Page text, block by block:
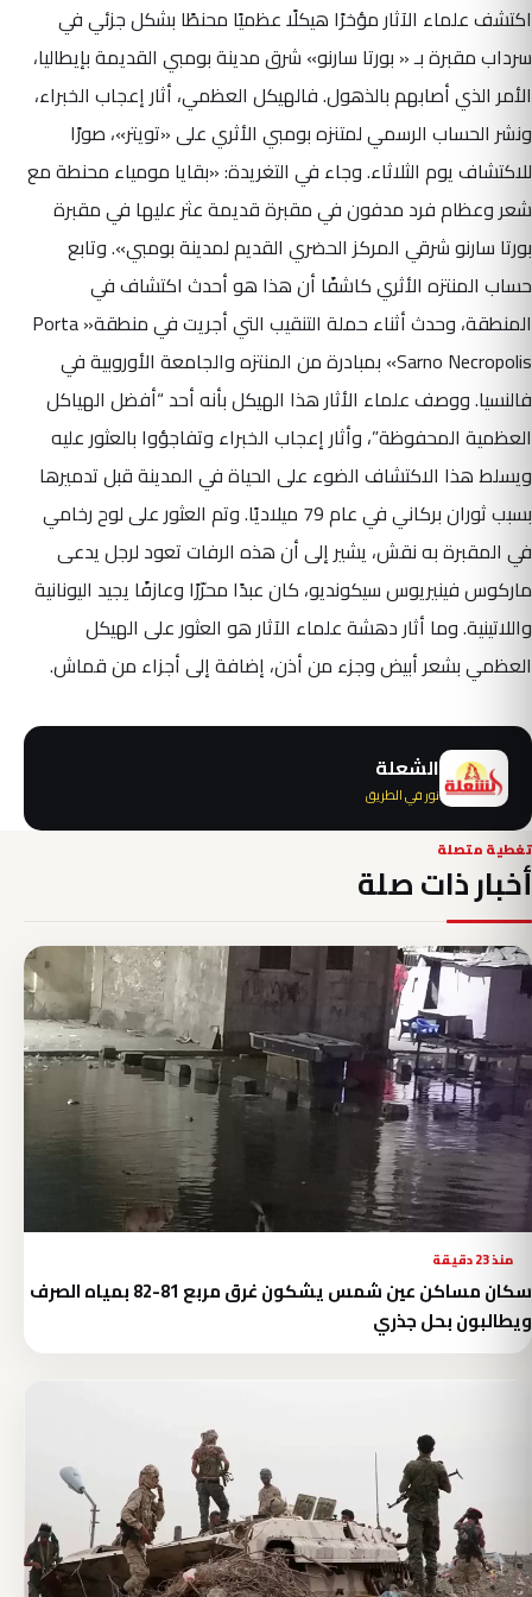
اكتشف علماء الآثار مؤخرًا هيكلًا عظميًا محنطًا بشكل جزئي في
سرداب مقبرة بـ « بورتا سارنو» شرق مدينة بومبي القديمة بإيطاليا،
الأمر الذي أصابهم بالذهول. فالهيكل العظمي، أثار إعجاب الخبراء،
ونشر الحساب الرسمي لمتنزه بومبي الأثري على «تويتر»، صورًا
للاكتشاف يوم الثلاثاء. وجاء في التغريدة: «بقايا مومياء محنطة مع
شعر وعظام فرد مدفون في مقبرة قديمة عثر عليها في مقبرة
بورتا سارنو شرقي المركز الحضري القديم لمدينة بومبي». وتابع
حساب المنتزه الأثري كاشفًا أن هذا هو أحدث اكتشاف في
المنطقة، وحدث أثناء حملة التنقيب التي أجريت في منطقة« Porta
Sarno Necropolis» بمبادرة من المنتزه والجامعة الأوروبية في
فالنسيا. ووصف علماء الأثار هذا الهيكل بأنه أحد “أفضل الهياكل
العظمية المحفوظة”، وأثار إعجاب الخبراء وتفاجؤوا بالعثور عليه
ويسلط هذا الاكتشاف الضوء على الحياة في المدينة قبل تدميرها
بسبب ثوران بركاني في عام 79 ميلاديًا. وتم العثور على لوح رخامي
في المقبرة به نقش، يشير إلى أن هذه الرفات تعود لرجل يدعى
ماركوس فينيريوس سيكونديو، كان عبدًا محرّرًا وعازفًا يجيد اليونانية
واللاتينية. وما أثار دهشة علماء الآثار هو العثور على الهيكل
العظمي بشعر أبيض وجزء من أذن، إضافة إلى أجزاء من قماش.
الشعلة
نور في الطريق
تغطية متصلة
أخبار ذات صلة
منذ 23 دقيقة
سكان مساكن عين شمس يشكون غرق مربع 81-82 بمياه الصرف
ويطالبون بحل جذري